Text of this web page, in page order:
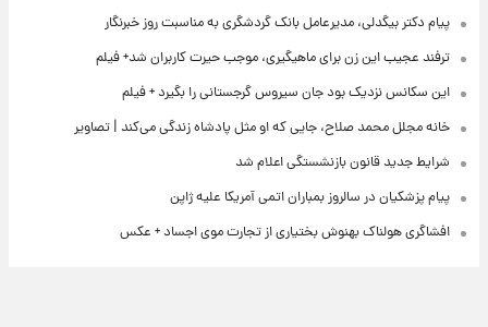
پیام دکتر بیگدلی، مدیرعامل بانک گردشگری به مناسبت روز خبرنگار
ترفند عجیب این زن برای ماهیگیری، موجب حیرت کاربران شد+ فیلم
این سکانس نزدیک بود جان سیروس گرجستانی را بگیرد + فیلم
خانه مجلل محمد صلاح، جایی که او مثل پادشاه زندگی می‌کند | تصاویر
شرایط جدید قانون بازنشستگی اعلام شد
پیام پزشکیان در سالروز بمباران اتمی آمریکا علیه ژاپن
افشاگری هولناک بهنوش بختیاری از تجارت موی اجساد + عکس